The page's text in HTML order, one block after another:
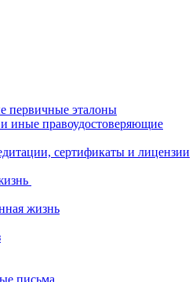
первичные эталоны
иные правоудостоверяющие
сертификаты и лицензии
жизнь
письма